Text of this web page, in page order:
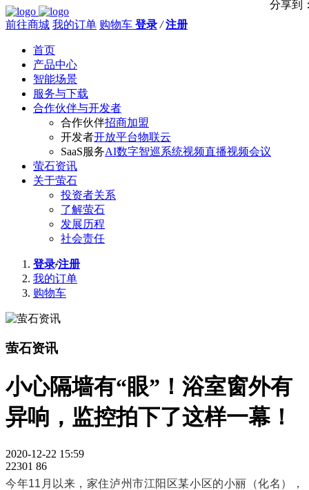
前往商城 我的订单 购物车 登录 / 注册
首页
产品中心
智能场景
服务与下载
合作伙伴与开发者
合作伙伴招商加盟
开发者开放平台物联云
SaaS服务AI数字智巡系统视频直播视频会议
萤石资讯
关于萤石
投资者关系
了解萤石
发展历程
社会责任
登录/注册
我的订单
购物车
萤石资讯
小心隔墙有“眼”！浴室窗外有
异响，监控拍下了这样一幕！
2020-12-22 15:59
22301 86
分享到
今年11月以来，家住泸州市江阳区某小区的小丽（化名），